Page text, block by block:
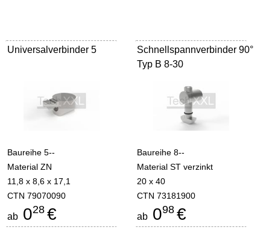
Universalverbinder 5
Baureihe 5--
Material ZN
11,8 x 8,6 x 17,1
CTN 79070090
ab 028 €
Schnellspannverbinder 90°
Typ B 8-30
Baureihe 8--
Material ST verzinkt
20 x 40
CTN 73181900
ab 098 €